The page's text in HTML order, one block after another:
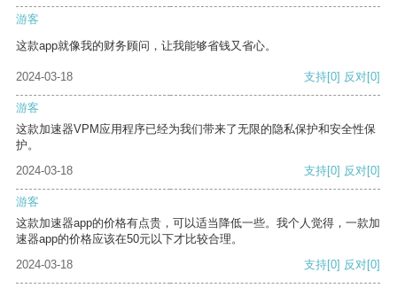
游客
这款app就像我的财务顾问，让我能够省钱又省心。
2024-03-18 支持[0] 反对[0]
游客
这款加速器VPM应用程序已经为我们带来了无限的隐私保护和安全性保
护。
2024-03-18
支持[0] 反对[0]
游客
这款加速器app的价格有点贵，可以适当降低一些。我个人觉得，一款加
速器app的价格应该在50元以下才比较合理。
2024-03-18
支持[0] 反对[0]